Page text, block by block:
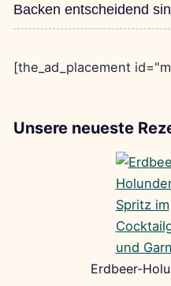
Backen entscheidend
[the_ad_placement
Unsere neueste
Erdbeer-